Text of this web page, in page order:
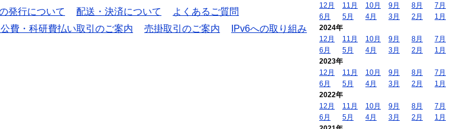
発行について 配送・決済について
よくあるご質問
費・科研費払い取引のご案内 売掛取引のご案内
IPv6への取り組み
12月
11月 10月 9月 8月
7月
6月
5月 4月 3月 2月
1月
2024年
12月
11月 10月 9月 8月
7月
6月
5月 4月 3月 2月
1月
2023年
12月
11月 10月 9月 8月
7月
6月
5月 4月 3月 2月
1月
2022年
12月
11月 10月 9月 8月
7月
6月
5月 4月 3月 2月
1月